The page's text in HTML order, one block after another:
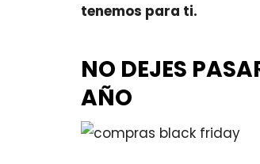
tenemos para ti.
NO DEJES
AÑO